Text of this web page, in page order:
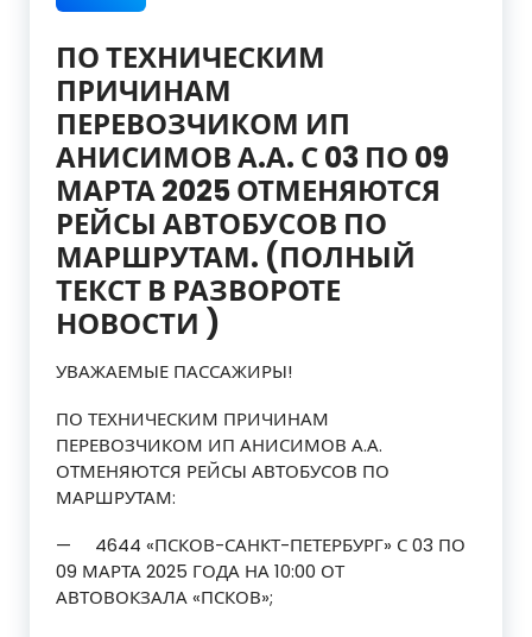
ПО ТЕХНИЧЕСКИМ
ПРИЧИНАМ
ПЕРЕВОЗЧИКОМ ИП
АНИСИМОВ А.А. С 03 ПО 09
МАРТА 2025 ОТМЕНЯЮТСЯ
РЕЙСЫ АВТОБУСОВ ПО
МАРШРУТАМ. (ПОЛНЫЙ
ТЕКСТ В РАЗВОРОТЕ
НОВОСТИ )
УВАЖАЕМЫЕ ПАССАЖИРЫ!
ПО ТЕХНИЧЕСКИМ ПРИЧИНАМ
ПЕРЕВОЗЧИКОМ ИП АНИСИМОВ А.А.
ОТМЕНЯЮТСЯ РЕЙСЫ АВТОБУСОВ ПО
МАРШРУТАМ:
— 4644 «ПСКОВ-САНКТ-ПЕТЕРБУРГ» С 03 ПО
09 МАРТА 2025 ГОДА НА 10:00 ОТ
АВТОВОКЗАЛА «ПСКОВ»;